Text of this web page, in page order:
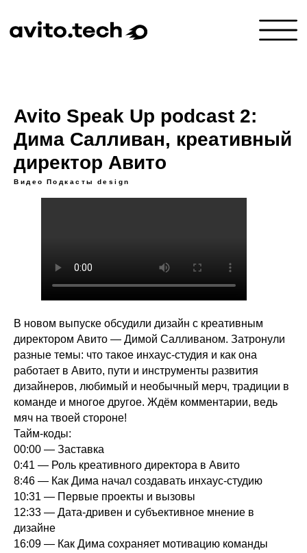
Avito Speak Up podcast 2:
Дима Салливан, креативный
директор Авито
Видео Подкасты design
В новом выпуске обсудили дизайн с креативным
директором Авито — Димой Салливаном. Затронули
разные темы: что такое инхаус-студия и как она
работает в Авито, пути и инструменты развития
дизайнеров, любимый и необычный мерч, традиции в
команде и многое другое. Ждём комментарии, ведь
мяч на твоей стороне!
Тайм-коды:
00:00 ― Заставка
0:41 ― Роль креативного директора в Авито
8:46 ― Как Дима начал создавать инхаус-студию
10:31 ― Первые проекты и вызовы
12:33 ― Дата-дривен и субъективное мнение в
дизайне
16:09 ― Как Дима сохраняет мотивацию команды